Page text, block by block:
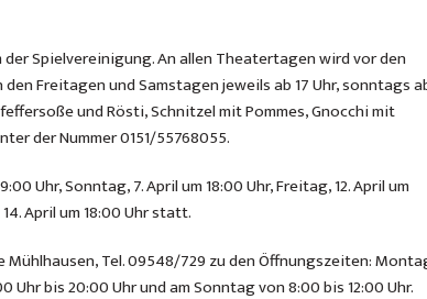
Spielvereinigung. An allen Theatertagen wird vor den
Freitagen und Samstagen jeweils ab 17 Uhr, sonntags
und Rösti, Schnitzel mit Pommes, Gnocchi mit
der Nummer 0151/55768055.
Uhr, Sonntag, 7. April um 18:00 Uhr, Freitag, 12. April um
April um 18:00 Uhr statt.
Tel. 09548/729 zu den Öffnungszeiten:
bis 20:00 Uhr und am Sonntag von 8:00 bis 12:00 Uhr.